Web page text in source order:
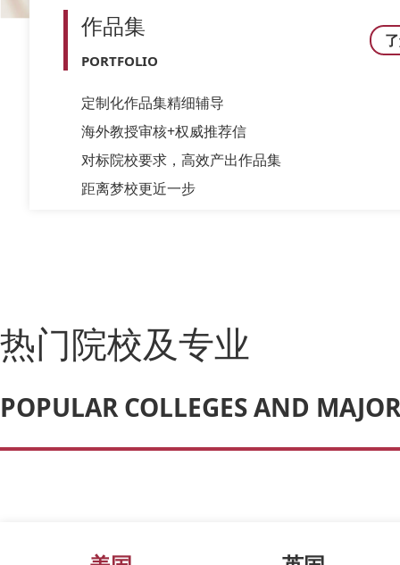
作品集
PORTFOLIO
定制化作品集精细辅导
海外教授审核+权威推荐信
对标院校要求，高效产出作品集
距离梦校更近一步
热门院校及专业
POPULAR COLLEGES AND